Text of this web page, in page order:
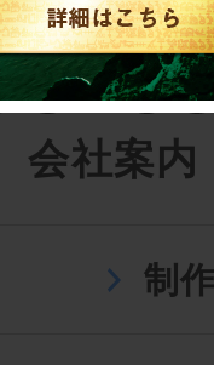
会社案内
制